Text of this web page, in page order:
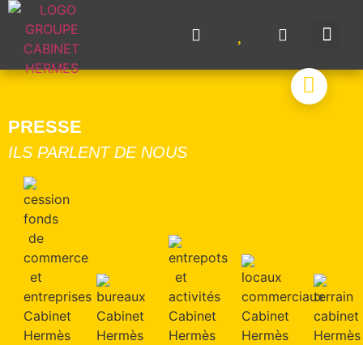
PRESSE
ILS PARLENT DE NOUS